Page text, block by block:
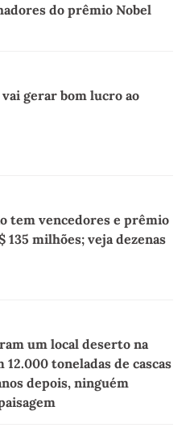
do prêmio Nobel
gerar bom lucro ao
tem vencedores e prêmio
135 milhões; veja dezenas
um local deserto na
12.000 toneladas de cascas
depois, ninguém